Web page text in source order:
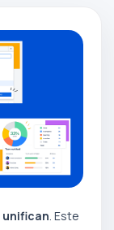
unifican. Este